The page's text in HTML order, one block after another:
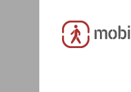
content